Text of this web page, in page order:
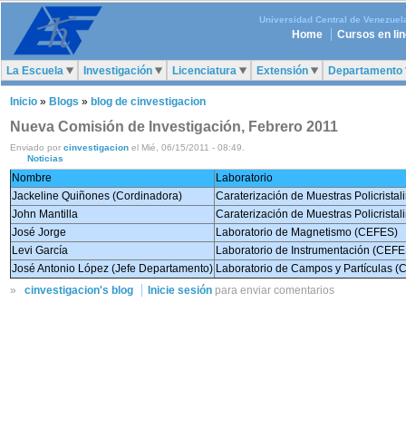
Universidad Central de
Home Cursos en
La Escuela Investigación Licenciatura Extensión Departamento
Inicio » Blogs » blog de cinvestigacion
Nueva Comisión de Investigación, Febrero 2011
Enviado por cinvestigacion el Mié, 06/15/2011 - 08:49.
Noticias
Nombre
Laboratorio
Jackeline Quiñones (Cordinadora)
Caraterización de Muestras
John Mantilla
Caraterización de Muestras
José Jorge
Laboratorio de Magnetismo (CEFES)
Levi García
Laboratorio de Instrumentación
José Antonio López (Jefe Departamento) Laboratorio de Campos y Partículas
»
cinvestigacion's blog Inicie sesión para enviar comentarios